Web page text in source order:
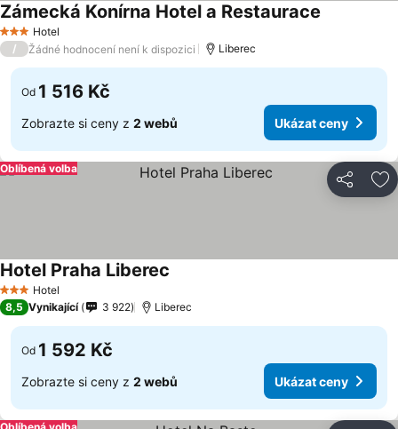
3 Počet hvězdiček
Hotel
Zámecká Konírna Hotel a Restaurace
/ Žádné hodnocení není k dispozici Liberec
Od 1 516 Kč
Zobrazte si ceny z 2 webů Ukázat ceny
Sdílet
Oblíbená volba
3 Počet hvězdiček
Hotel
Hotel Praha Liberec
8,5 Vynikající 3 922 Liberec
Od 1 592 Kč
Zobrazte si ceny z 2 webů Ukázat ceny